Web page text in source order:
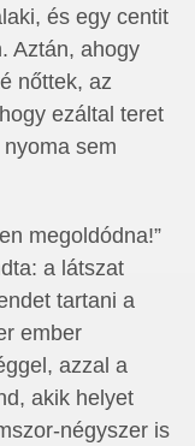
és egy centit
Aztán, ahogy
nőttek, az
ezáltal teret
sem
megoldódna!”
a látszat
tartani a
ember
azzal a
akik helyet
négyszer is